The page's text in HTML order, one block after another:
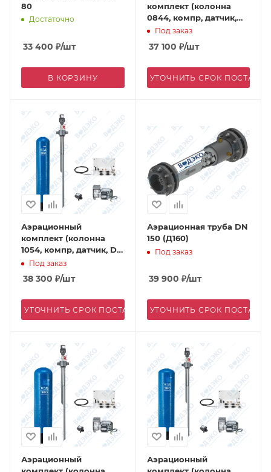
80
Достаточно
33 400 ₽/шт
В КОРЗИНУ
комплект (колонна
0844, компр, датчик,
DN 25)
Под заказ
37 100 ₽/шт
УТОЧНИТЬ СРОК
Аэрационный
комплект (колонна
1054, компр, датчик, DN
25)Под заказ
38 300 ₽/шт
УТОЧНИТЬ СРОК ПОСТАВКИ
Аэрационная труба DN
150 (Д160)
Под заказ
39 900 ₽/шт
УТОЧНИТЬ СРОК
Аэрационный
Аэрационный